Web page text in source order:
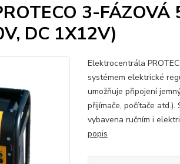
3-
DC 1X12V)
Elektrocentrála
systémem elektrické
umožňuje připojení
přijímače, počítače
vybavena ručním i
popis